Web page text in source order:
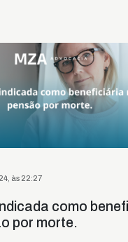
às 22:27
como
por morte.